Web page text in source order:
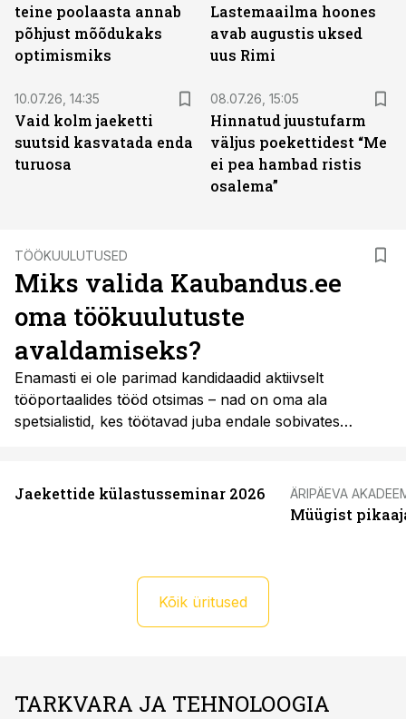
teine poolaasta annab
põhjust mõõdukaks
optimismiks
Lastemaailma hoones
avab augustis uksed
uus Rimi
10.07.26, 14:35
Vaid kolm jaeketti
suutsid kasvatada enda
turuosa
08.07.26, 15:05
Hinnatud juustufarm
väljus poekettidest “Me
ei pea hambad ristis
osalema”
TÖÖKUULUTUSED
Miks valida Kaubandus.ee
oma töökuulutuste
avaldamiseks?
Enamasti ei ole parimad kandidaadid aktiivselt
tööportaalides tööd otsimas – nad on oma ala
spetsialistid, kes töötavad juba endale sobivates
professionaalideni seal, kus nad tegelikult tegutsevad
Jaekettide külastusseminar 2026 ÄRIPÄEVA
Müügist
Kõik üritused
TARKVARA JA TEHNOLOOGIA